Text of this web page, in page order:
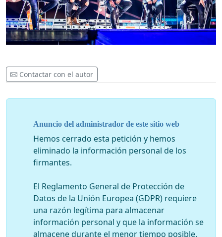
Contactar con el autor
Anuncio del administrador de este sitio web
Hemos cerrado esta petición y hemos
eliminado la información personal de los
firmantes.
El Reglamento General de Protección de
Datos de la Unión Europea (GDPR) requiere
una razón legítima para almacenar
información personal y que la información se
almacene durante el menor tiempo posible.